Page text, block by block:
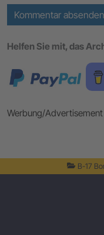
Kommentar absenden
Helfen Sie mit, das
Werbung/Advertisement
B-17